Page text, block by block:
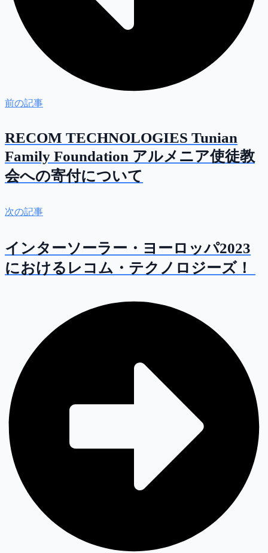
前の記事
RECOM TECHNOLOGIES Tunian
Family Foundation アルメニア使徒教
会への寄付について
次の記事
インターソーラー・ヨーロッパ2023
におけるレコム・テクノロジーズ！